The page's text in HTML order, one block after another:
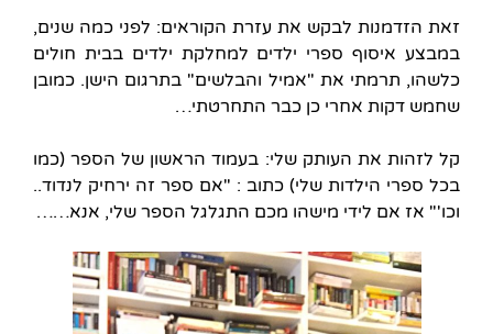
זאת הזדמנות לבקש את עזרת הקוראים: לפני כמה שנים,
במבצע איסוף ספרי ילדים למחלקת ילדים בבית חולים
כלשהו, תרמתי את "אמיל והבלשים" בתרגום הישן. כמובן
שחמש דקות אחרי כן כבר התחרטתי…
קל לזהות את העותק שלי: בעמוד הראשון של הספר (כמו
בכל ספרי הילדות שלי) כתוב : "אם ספר זה ירחיק לנדוד..
וכו'" אז אם לידי מישהו מכם התגלגל הספר שלי, אנא……